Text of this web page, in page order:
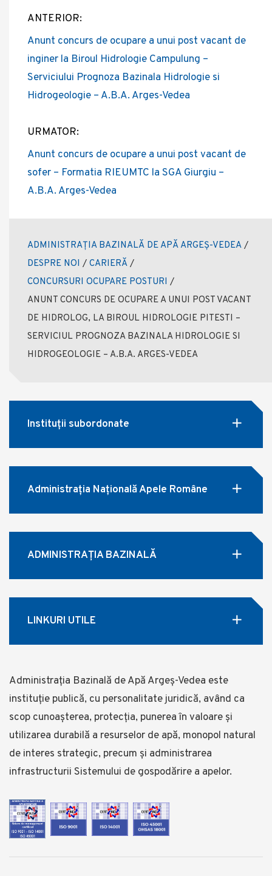
Post
navigation
ANTERIOR:
Anunt concurs de ocupare a unui post vacant de
inginer la Biroul Hidrologie Campulung –
Serviciului Prognoza Bazinala Hidrologie si
Hidrogeologie – A.B.A. Arges-Vedea
URMATOR:
Anunt concurs de ocupare a unui post vacant de
sofer – Formatia RIEUMTC la SGA Giurgiu –
A.B.A. Arges-Vedea
ADMINISTRAȚIA BAZINALĂ DE APĂ ARGEȘ-VEDEA /
DESPRE NOI / CARIERĂ /
CONCURSURI OCUPARE POSTURI /
ANUNT CONCURS DE OCUPARE A UNUI POST VACANT
DE HIDROLOG, LA BIROUL HIDROLOGIE PITESTI –
SERVICIUL PROGNOZA BAZINALA HIDROLOGIE SI
HIDROGEOLOGIE – A.B.A. ARGES-VEDEA
Instituții subordonate
Administrația Națională Apele Române
ADMINISTRAȚIA BAZINALĂ
LINKURI UTILE
Administrația Bazinală de Apă Argeș-Vedea este
instituție publică, cu personalitate juridică, având ca
scop cunoașterea, protecția, punerea în valoare și
utilizarea durabilă a resurselor de apă, monopol natural
de interes strategic, precum și administrarea
infrastructurii Sistemului de gospodărire a apelor.